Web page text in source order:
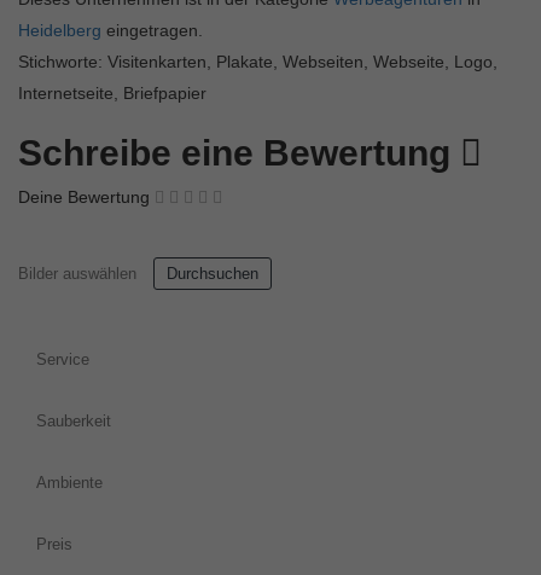
Heidelberg eingetragen.
Stichworte: Visitenkarten, Plakate, Webseiten, Webseite, Logo,
Internetseite, Briefpapier
Schreibe eine Bewertung
Deine Bewertung
Bilder auswählen Durchsuchen
Service
Sauberkeit
Ambiente
Preis